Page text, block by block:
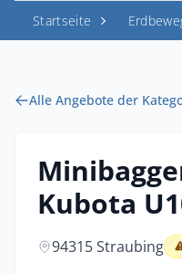
Startseite
Alle Angebote der
Kubota
94315 Straubing